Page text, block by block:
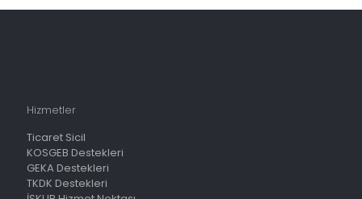
Hizmetler
Ticaret Sicil
KOSGEB Destekleri
GEKA Destekleri
TKDK Destekleri